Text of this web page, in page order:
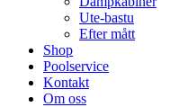
Ute-bastu
Efter mått
Shop
Poolservice
Kontakt
Om oss